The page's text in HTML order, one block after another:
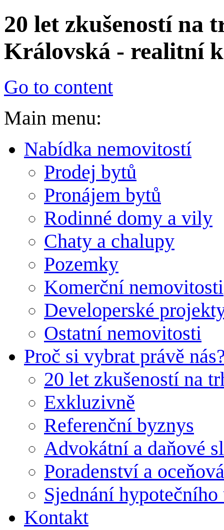
20 let zkušeností na
Královská - realitní
Go to content
Main menu:
Nabídka nemovitostí
Prodej bytů
Pronájem bytů
Rodinné domy a vily
Chaty a chalupy
Pozemky
Komerční nemovitosti
Developerské
Ostatní nemovitosti
Proč si vybrat právě
20 let zkušeností na
Exkluzivně
Referenční byznys
Advokátní a daňové
Poradenství a
Sjednání
Kontakt